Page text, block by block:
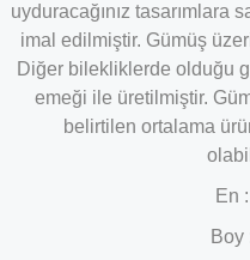
uyduracağınız tasarımlara
imal edilmiştir. Gümüş
Diğer bilekliklerde olduğu
emeği ile üretilmiştir.
belirtilen ortalama
En
Boy